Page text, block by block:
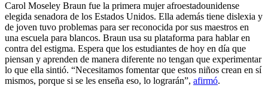
Carol Moseley Braun fue la primera mujer afroestadounidense
elegida senadora de los Estados Unidos. Ella además tiene dislexia y
de joven tuvo problemas para ser reconocida por sus maestros en
una escuela para blancos. Braun usa su plataforma para hablar en
contra del estigma. Espera que los estudiantes de hoy en día que
piensan y aprenden de manera diferente no tengan que experimentar
lo que ella sintió. “Necesitamos fomentar que estos niños crean en sí
mismos, porque si se les enseña eso, lo lograrán”, afirmó.